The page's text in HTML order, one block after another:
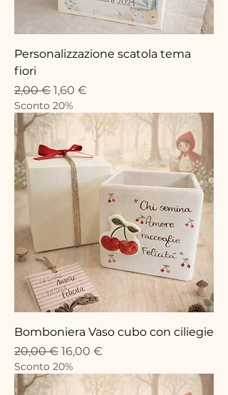
Personalizzazione scatola tema
fiori
Precio
2,00 € Precio de oferta
1,60 €
Sconto 20%
Bomboniera Vaso cubo con ciliegie
Precio
20,00 € Precio de oferta
16,00 €
Sconto 20%